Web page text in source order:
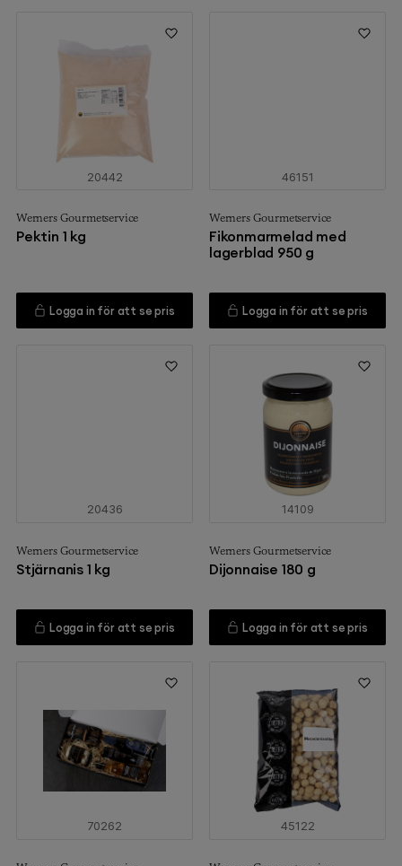
20442
Werners Gourmetservice
Pektin 1 kg
Logga in för att se pris
46151
Werners Gourmetservice
Fikonmarmelad med
lagerblad 950 g
Logga in för att se pris
20436
Werners Gourmetservice
Stjärnanis 1 kg
Logga in för att se pris
14109
Werners Gourmetservice
Dijonnaise 180 g
Logga in för att se pris
70262 45122